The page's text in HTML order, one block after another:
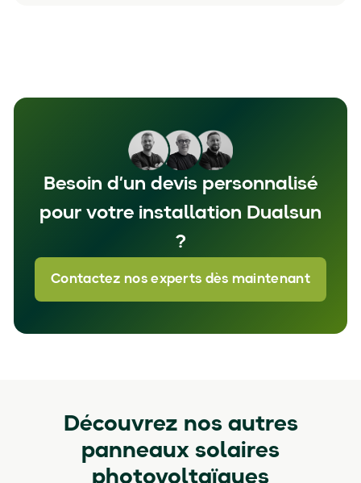
Besoin d’un devis personnalisé
pour votre installation Dualsun
?
Contactez nos experts dès maintenant
Découvrez nos autres
panneaux solaires
photovoltaïques